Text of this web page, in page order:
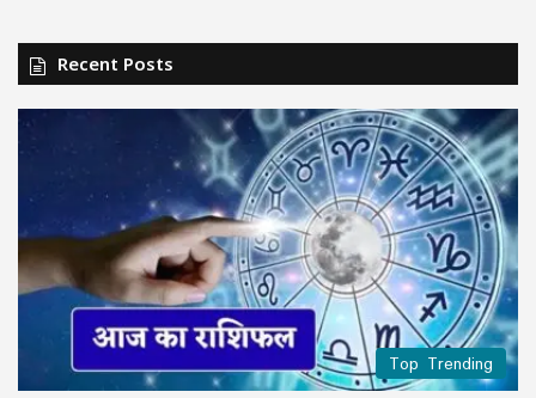
Recent Posts
Top Trending